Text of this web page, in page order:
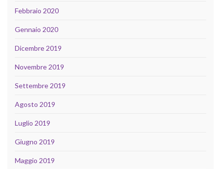
Febbraio 2020
Gennaio 2020
Dicembre 2019
Novembre 2019
Settembre 2019
Agosto 2019
Luglio 2019
Giugno 2019
Maggio 2019